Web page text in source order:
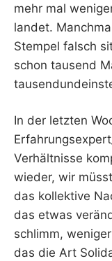
mehr mal
landet.
Stempel falsch
schon tausend
In der letzten
Verhältnisse
wieder, wir
das kollektive
das etwas
schlimm,
das die Art